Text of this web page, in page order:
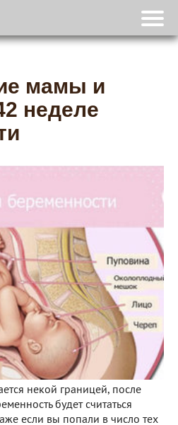
мамы и
неделе
некой границей, после
будет считаться
если вы попали в число тех